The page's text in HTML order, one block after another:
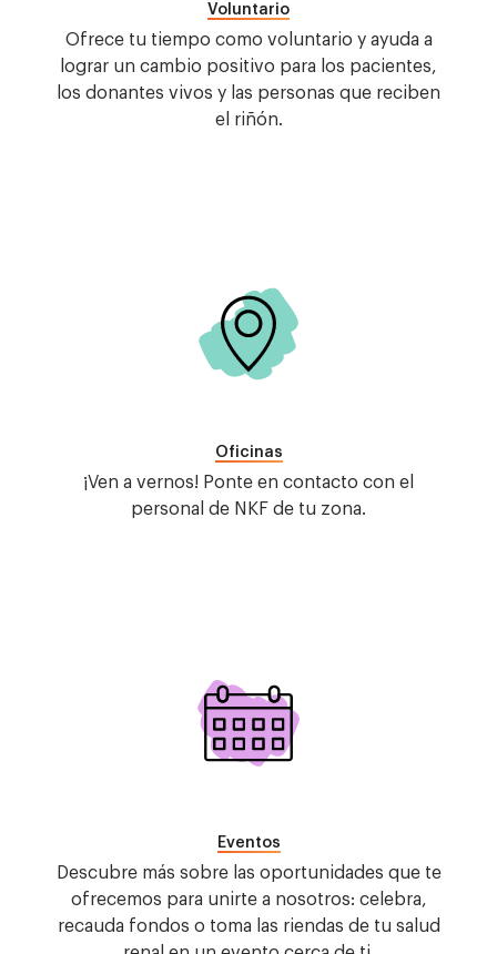
Voluntario
Ofrece tu tiempo como voluntario y ayuda a
lograr un cambio positivo para los pacientes,
los donantes vivos y las personas que reciben
el riñón.
Imagen
Oficinas
¡Ven a vernos! Ponte en contacto con el
personal de NKF de tu zona.
Imagen
Eventos
Descubre más sobre las oportunidades que te
ofrecemos para unirte a nosotros: celebra,
recauda fondos o toma las riendas de tu salud